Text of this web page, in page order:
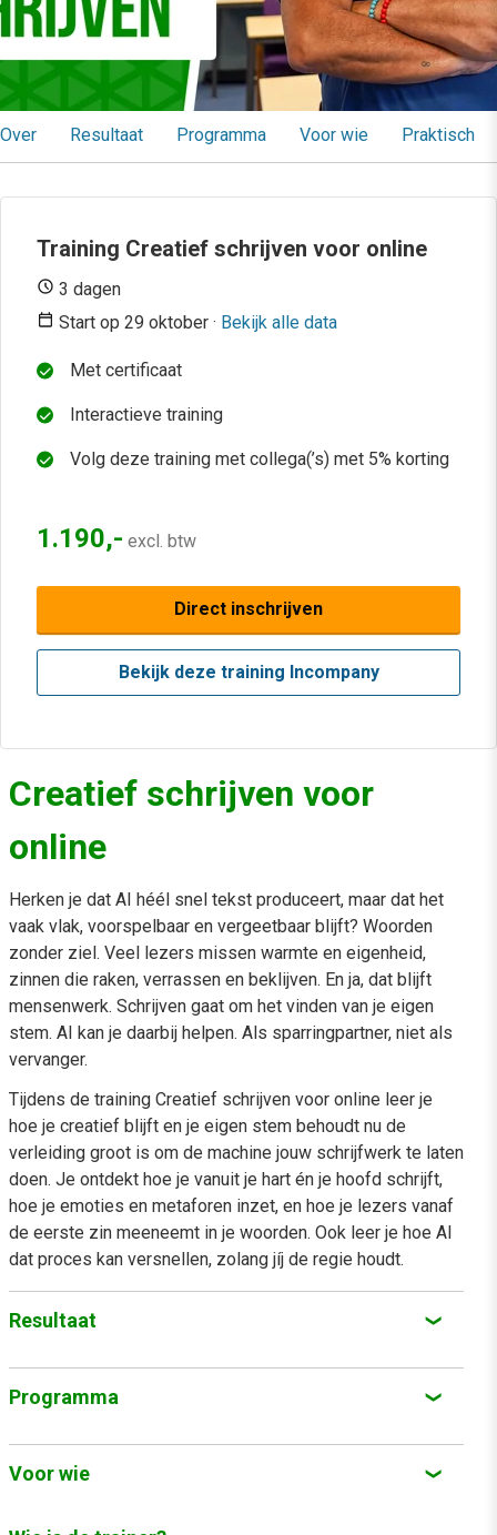
Over Resultaat Programma Voor wie Praktisch
Creatief schrijven voor
online
Herken je dat AI héél snel tekst produceert, maar dat het
vaak vlak, voorspelbaar en vergeetbaar blijft? Woorden
zonder ziel. Veel lezers missen warmte en eigenheid,
zinnen die raken, verrassen en beklijven. En ja, dat blijft
mensenwerk. Schrijven gaat om het vinden van je eigen
stem. AI kan je daarbij helpen. Als sparringpartner, niet als
vervanger.
Tijdens de training Creatief schrijven voor online leer je
hoe je creatief blijft en je eigen stem behoudt nu de
verleiding groot is om de machine jouw schrijfwerk te laten
doen. Je ontdekt hoe je vanuit je hart én je hoofd schrijft,
hoe je emoties en metaforen inzet, en hoe je lezers vanaf
de eerste zin meeneemt in je woorden. Ook leer je hoe AI
dat proces kan versnellen, zolang jíj de regie houdt.
Resultaat
Je leert hoe je een blog of ander artikel moet
voorbereiden.
Je hebt meer schrijfdurf; je schrijft makkelijker en
Programma
Tijdens de training Creatief schrijven komen de volgende
onderwerpen aan bod:
Voor wie
Training Creatief schrijven voor online
3 dagen
Start op 29 oktober · Bekijk alle data
Direct inschrijven
Bekijk deze training Incompany
1.190,- excl. btw
Met certificaat
Interactieve training
Volg deze training met collega(’s) met 5% korting